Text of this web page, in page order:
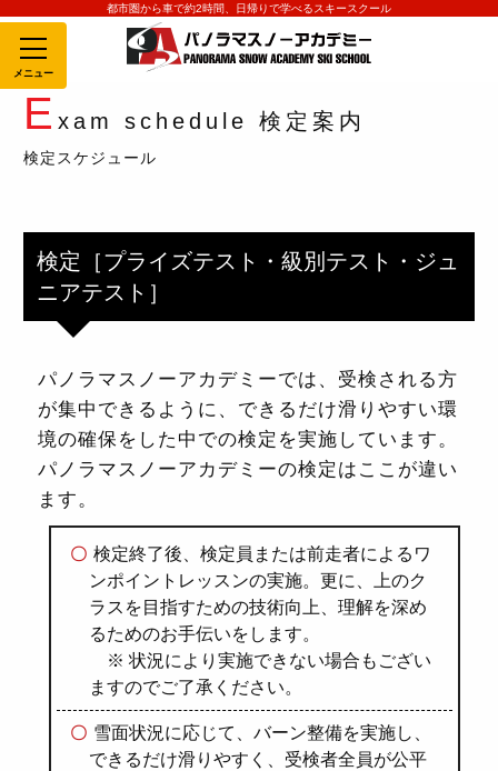
都市圏から車で約2時間、日帰りで学べるスキースクール
MENU
E xam schedule 検定案内
検定スケジュール
検定［プライズテスト・級別テスト・ジュ
ニアテスト］
パノラマスノーアカデミーでは、受検される方
が集中できるように、できるだけ滑りやすい環
境の確保をした中での検定を実施しています。
パノラマスノーアカデミーの検定はここが違い
ます。
検定終了後、検定員または前走者によるワ
ンポイントレッスンの実施。更に、上のク
ラスを目指すための技術向上、理解を深め
るためのお手伝いをします。
※ 状況により実施できない場合もござい
ますのでご了承ください。
雪面状況に応じて、バーン整備を実施し、
できるだけ滑りやすく、受検者全員が公平